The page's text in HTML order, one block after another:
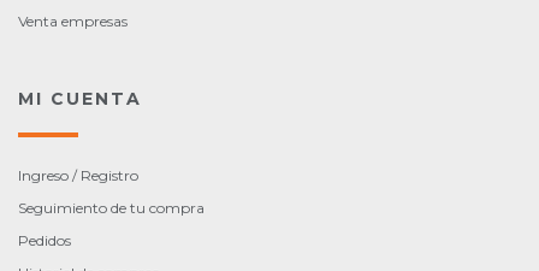
Venta empresas
MI CUENTA
Ingreso / Registro
Seguimiento de tu compra
Pedidos